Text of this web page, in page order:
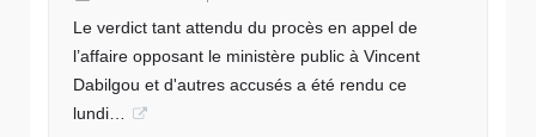
Le verdict tant attendu du procès en appel de
l’affaire opposant le ministère public à Vincent
Dabilgou et d'autres accusés a été rendu ce
lundi…